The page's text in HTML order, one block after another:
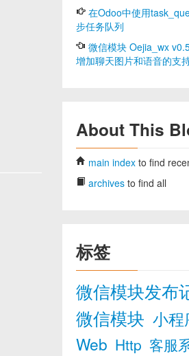
在Odoo中使用
步任务队列
微信模块 Oejia_wx
增加聊天图片和语音的支
About This
main index to find
archives to find all
标签
微信模块发布
微信模块 小程
Web Http 客服